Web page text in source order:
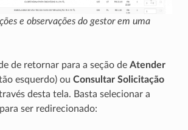
e observações do gestor em uma
de retornar para a seção de Atender
esquerdo) ou Consultar Solicitação
desta tela. Basta selecionar a
ser redirecionado: